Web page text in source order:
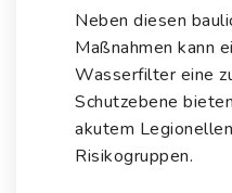
Neben diesen
Maßnahmen kann
Wasserfilter eine
Schutzebene
akutem
Risikogruppen.